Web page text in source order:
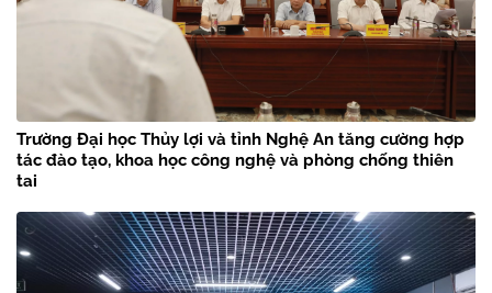
Trường Đại học Thủy lợi và tỉnh Nghệ An tăng cường hợp
tác đào tạo, khoa học công nghệ và phòng chống thiên
tai